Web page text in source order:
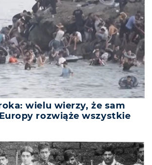
wielu wierzy, że sam
rozwiąże wszystkie